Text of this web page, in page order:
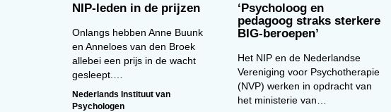
NIP-leden in de prijzen
Onlangs hebben Anne Buunk
en Anneloes van den Broek
allebei een prijs in de wacht
gesleept.…
Nederlands Instituut van
Psychologen
‘Psycholoog en
pedagoog straks sterkere
BIG-beroepen’
Het NIP en de Nederlandse
Vereniging voor Psychotherapie
(NVP) werken in opdracht van
het ministerie van…